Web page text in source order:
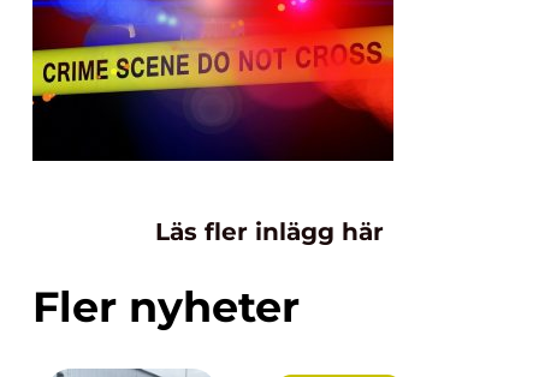
Läs fler inlägg här
Fler nyheter